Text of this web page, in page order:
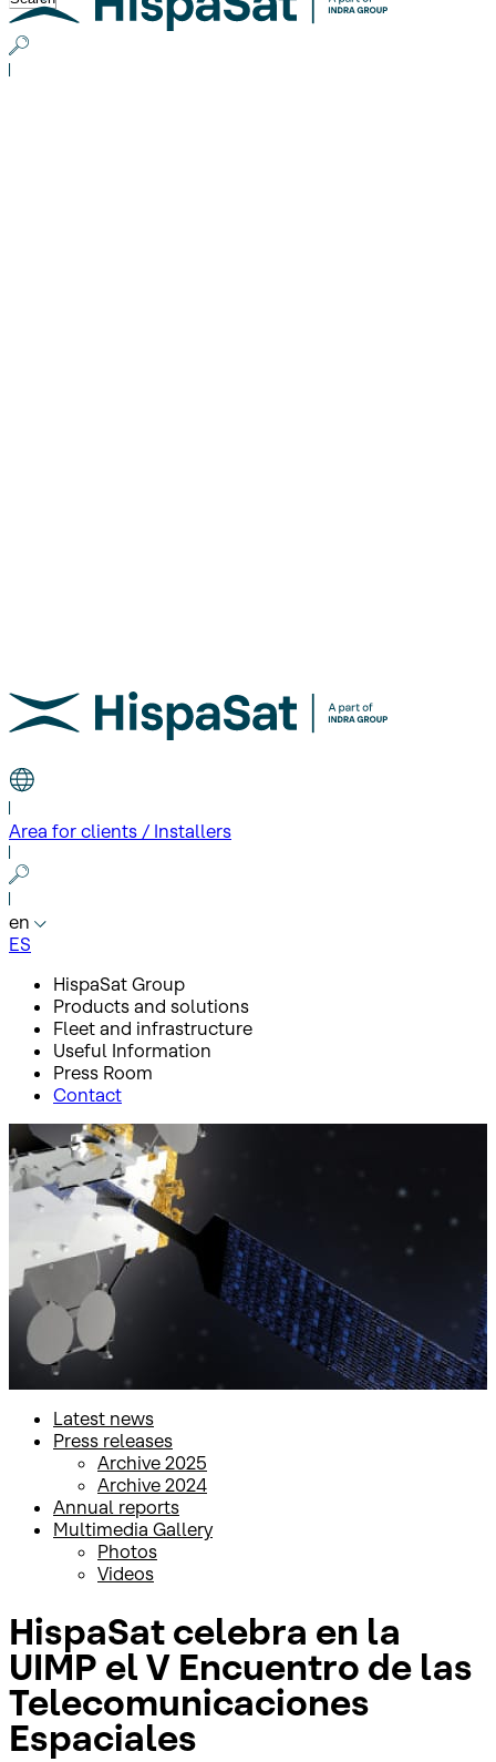
Area for clients / Installers
en
ES
HispaSat Group
Products and solutions
Fleet and infrastructure
Useful Information
Press Room
Contact
Inicio Press Room
Press releases
Latest news
Press releases
Archive 2025
Archive 2024
Annual reports
Multimedia Gallery
Photos
Videos
HispaSat celebra en la
UIMP el V Encuentro de las
Telecomunicaciones
Espaciales